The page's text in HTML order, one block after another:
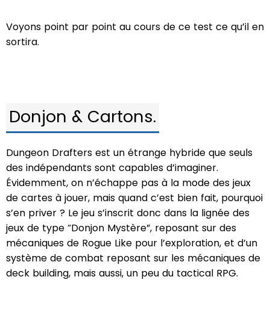
Voyons point par point au cours de ce test ce qu’il en
sortira.
Donjon & Cartons.
Dungeon Drafters est un étrange hybride que seuls
des indépendants sont capables d’imaginer.
Évidemment, on n’échappe pas à la mode des jeux
de cartes à jouer, mais quand c’est bien fait, pourquoi
s’en priver ? Le jeu s’inscrit donc dans la lignée des
jeux de type “Donjon Mystère”, reposant sur des
mécaniques de Rogue Like pour l’exploration, et d’un
système de combat reposant sur les mécaniques de
deck building, mais aussi, un peu du tactical RPG.